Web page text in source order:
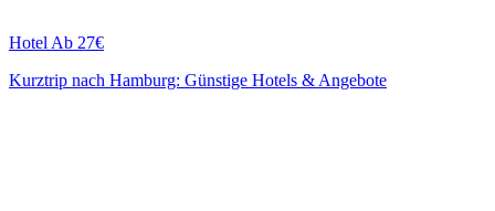
Hotel Ab 27€
Kurztrip nach Hamburg: Günstige Hotels & Angebote